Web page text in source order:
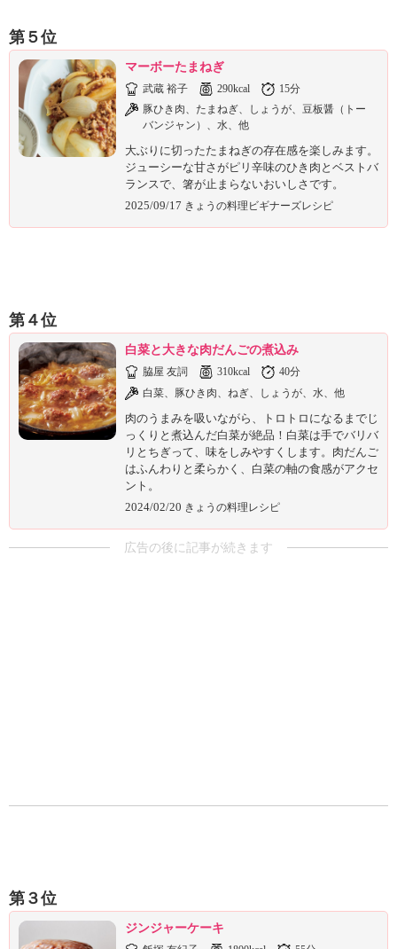
み
の
き
ょ
う
の
料
理
第５位
マーボーたまねぎ
武蔵 裕子 290kcal
15分
豚ひき肉、たまねぎ、しょうが、豆板醤（トー
バンジャン）、水、他
大ぶりに切ったたまねぎの存在感を楽しみます。
ジューシーな甘さがピリ辛味のひき肉とベストバ
ランスで、箸が止まらないおいしさです。
2025/09/17 きょうの料理ビギナーズレシピ
第４位
白菜と大きな肉だんごの煮込み
脇屋 友詞 310kcal
40分
白菜、豚ひき肉、ねぎ、しょうが、水、他
肉のうまみを吸いながら、トロトロになるまでじ
っくりと煮込んだ白菜が絶品！白菜は手でバリバ
リとちぎって、味をしみやすくします。肉だんご
はふんわりと柔らかく、白菜の軸の食感がアクセ
ント。
2024/02/20 きょうの料理レシピ
広告の後に記事が続きます
第３位
ジンジャーケーキ